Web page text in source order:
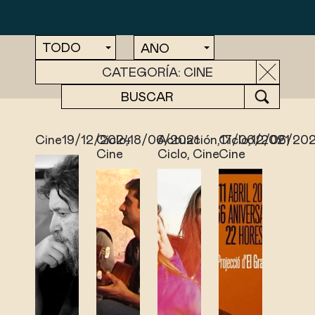
CATEGORÍA: CINE
Cine19/12/2024
Ciclo,
Cine
18/06/2021
Actuación,
Ciclo, Cine
17/06/2021
Ciclo,
Cine
12/06/